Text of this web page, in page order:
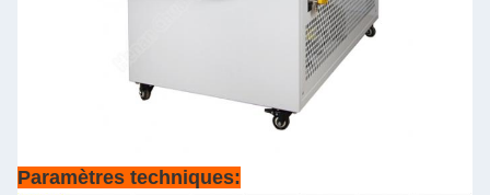
Paramètres techniques: